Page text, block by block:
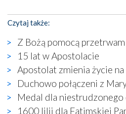
katolickiego kultu. Tylko
autentyczną wiarą mogą mieć
kaplice, w których
skrzynkę na narzędzia? Albo co
tuż przy nowej bazylice
zamiast Chrystusa
wyjętą ze starożytnych
kontekście naszych czasów to
wizerunek Zbawiciela…
Zatem nawet w
Czytaj także:
Z Bożą pomocą
15 lat w Apostolacie
Apostolat zmienia życie na
Duchowo połączeni z
Medal dla
1600 lilii dla Fatimskiej